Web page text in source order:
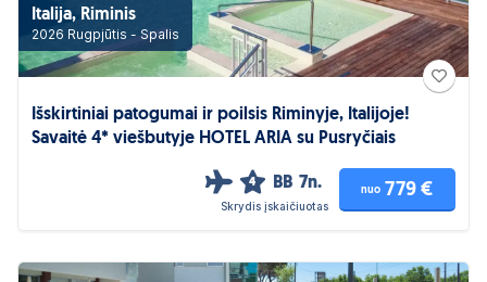
Italija, Riminis
2026 Rugpjūtis - Spalis
Išskirtiniai patogumai ir poilsis Riminyje, Italijoje!
Savaitė 4* viešbutyje HOTEL ARIA su Pusryčiais
4 BB 7n.
Skrydis įskaičiuotas
nuo 779 €